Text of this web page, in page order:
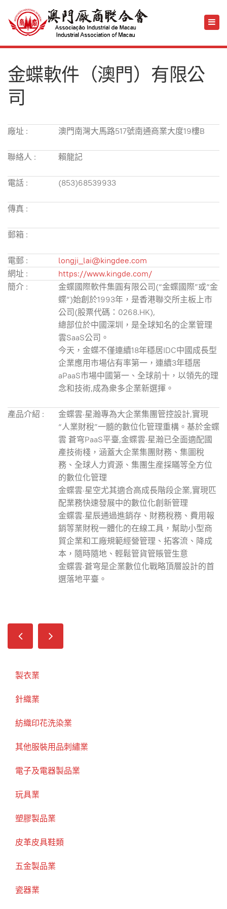
金蝶軟件（澳門）有限公
司
廠址 : 澳門南灣大馬路517號南通商業大度19樓B
聯絡人 : 賴龍記
電話 : (853)68539933
傳真 :
郵箱 :
電郵 :
longji_lai@kingdee.com
網址 :
https://www.kingde.com/
簡介 :
金蝶國際軟件集圓有限公司(“金蝶國際”或“金
蝶”)始創於1993年，是香港聯交所主板上市
公司(股票代碼：0268.HK),
總部位於中國深圳，是全球知名的企業管理
雲SaaS公司。
今天，金蝶不僅連續18年穩居IDC中國成長型
企業應用市場佔有率第一，連續3年穩居
aPaaS市場中國第一、全球前十，以領先的理
念和技術,成為衆多企業新選揮。
產品介紹 :
金蝶雲·星瀚專為大企業集團管控設計,實現
“人業財稅”一髓的數位化管理重構。基於金蝶
雲 蒼穹PaaS平臺,金蝶雲·星瀚已全面適配國
產技術棧，涵蓋大企業集團財務、集圖稅
務、全球人力資源、集團生産採瞞等全方位
的數位化管理
金蝶雲·星空尤其適合高成長階段企業,實現匹
配業務快速發展中的數位化創新管理
金蝶雲·星辰通過進銷存、財務稅務、費用報
銷等業財稅一體化的在線工具，幫助小型商
貿企業和工廠規範經營管理、拓客流、降成
本，隨時隨地、輕鬆管貨管賬管生意
金蝶雲·蒼穹是企業數位化戰略頂層設計的首
選落地平臺。
製衣業
針織業
紡織印花洗染業
其他服裝用品刺繡業
電子及電器製品業
玩具業
塑膠製品業
皮革皮具鞋類
五金製品業
瓷器業